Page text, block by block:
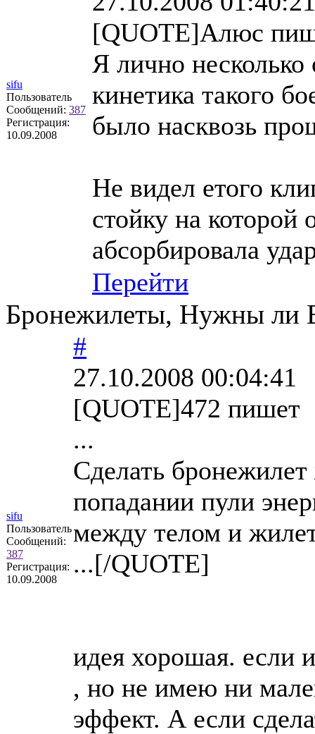
sifu
Пользователь
Сообщений: 387
Регистрация:
10.09.2008
[QUOTE]Алюс
Я лично
кинетика такого
было насквозь
Не видел етого
стойку на
абсорбировала
Перейти
Бронежилеты, Нужны ли
sifu
Пользователь
Сообщений:
387
Регистрация:
10.09.2008
#
27.10.2008 00:04:41
[QUOTE]472 пишет
...
Сделать
попадании пули
между телом и
...[/QUOTE]
идея хорошая. если
, но не имею ни
эффект. А если